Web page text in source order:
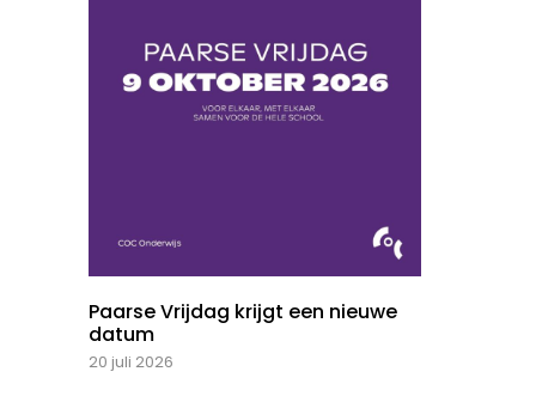
Paarse Vrijdag krijgt een nieuwe
datum
20 juli 2026